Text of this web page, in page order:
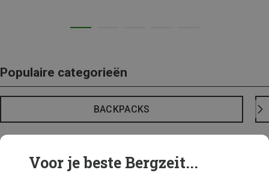
Populaire categorieën
BACKPACKS
Voor je beste Bergzeit...